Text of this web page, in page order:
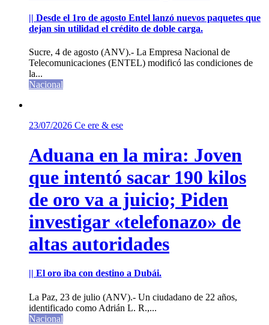
|| Desde el 1ro de agosto Entel lanzó nuevos paquetes que
dejan sin utilidad el crédito de doble carga.
Sucre, 4 de agosto (ANV).- La Empresa Nacional de
Telecomunicaciones (ENTEL) modificó las condiciones de
la...
Nacional
23/07/2026 Ce ere & ese
Aduana en la mira: Joven
que intentó sacar 190 kilos
de oro va a juicio; Piden
investigar «telefonazo» de
altas autoridades
|| El oro iba con destino a Dubái.
La Paz, 23 de julio (ANV).- Un ciudadano de 22 años,
identificado como Adrián L. R.,...
Nacional